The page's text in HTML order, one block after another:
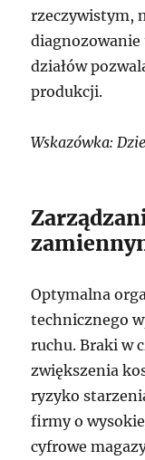
rzeczywistym,
diagnozowanie
działów
produkcji.
Wskazówka:
Optymalna
technicznego
ruchu. Braki w
zwiększenia
ryzyko
firmy o
cyfrowe